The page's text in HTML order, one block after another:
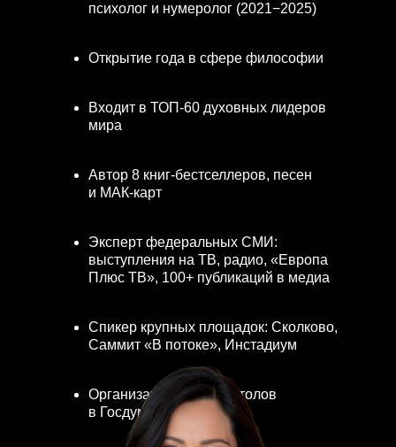
психолог и нумеролог (2021−2025)
Открытие года в сфере философии
Входит в ТОП-60 духовных лидеров
мира
Автор 8 книг-бестселлеров, песен
и МАК-карт
Эксперт федеральных СМИ:
выступления на ТВ, радио, «Европа
Плюс ТВ», 100+ публикаций в медиа
Спикер крупных площадок: Сколково,
Саммит «В потоке», Инстадиум
Организатор круглых столов
в Госдуме